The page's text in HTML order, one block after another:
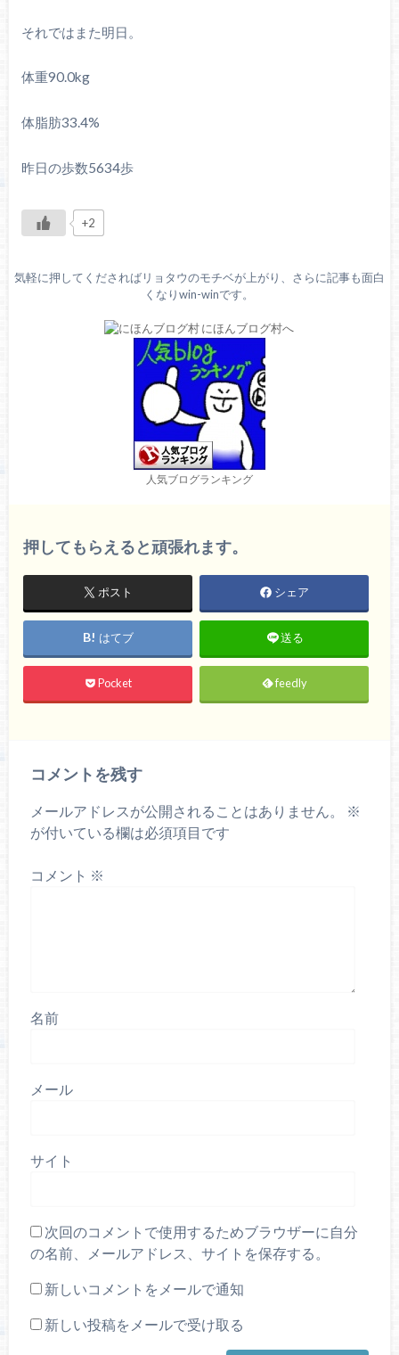
それではまた明日。
体重90.0kg
体脂肪33.4%
昨日の歩数5634歩
+2
気軽に押してくださればリョタウのモチベが上がり、さらに記事も面白
くなりwin-winです。
人気ブログランキング
押してもらえると頑張れます。
ポスト シェア
はてブ 送る
Pocket feedly
コメントを残す
メールアドレスが公開されることはありません。
※
が付いている欄は必須項目です
コメント ※
名前
メール
サイト
次回のコメントで使用するためブラウザーに自分
の名前、メールアドレス、サイトを保存する。
新しいコメントをメールで通知
新しい投稿をメールで受け取る